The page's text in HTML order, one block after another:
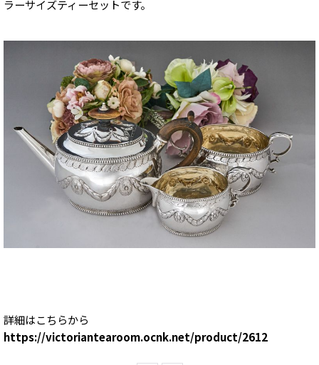
ラーサイズティーセットです。
詳細はこちらから
https://victoriantearoom.ocnk.net/product/2612